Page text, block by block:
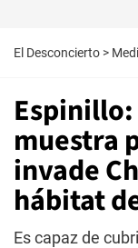
El Desconcierto >
muestra
invade
hábitat
Es capaz de